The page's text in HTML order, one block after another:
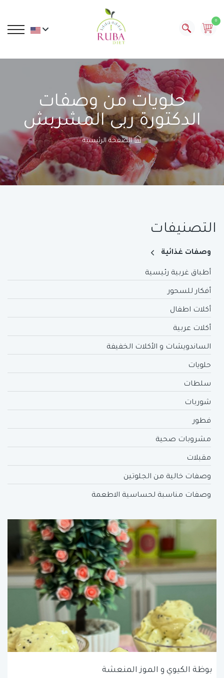
0
حلويات من وصفات
الدكتورة ربى المشربش
الصفحة الرئيسية
التصنيفات
وصفات غذائية
أطباق غربية رئيسية
أفكار للسحور
أكلات اطفال
أكلات عربية
الساندويشات و الأكلات الخفيفة
حلويات
سلطات
شوربات
فطور
مشروبات صحية
مقبلات
وصفات خالية من الجلوتين
وصفات مناسبة لحساسية الاطعمة
بوظة الكيوي و الموز المنعشة